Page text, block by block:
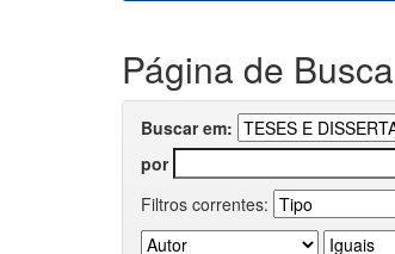
Página de Busca
Buscar em:
por
Filtros correntes: